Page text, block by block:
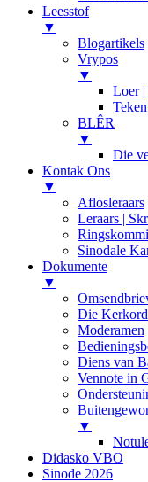
Leesstof
▼
Blogartikels
Vrypos
▼
Loer |
BLÊR
▼
Die
Kontak Ons
▼
Aflosleraars
Leraars |
Sinodale
Dokumente
▼
Die
Moderamen
Diens van
Vennote in
▼
Didasko VBO
Sinode 2026